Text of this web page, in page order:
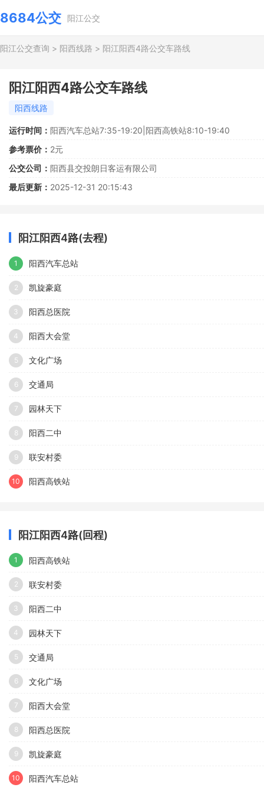
8684公交 阳江公交
阳江公交查询 > 阳西线路 > 阳江阳西4路公交车路线
阳江阳西4路公交车路线
阳西线路
运行时间： 阳西汽车总站7:35-19:20|阳西高铁站8:10-19:40
参考票价： 2元
公交公司： 阳西县交投朗日客运有限公司
最后更新： 2025-12-31 20:15:43
阳江阳西4路(去程)
1 阳西汽车总站
2 凯旋豪庭
3 阳西总医院
4 阳西大会堂
5 文化广场
6 交通局
7 园林天下
8 阳西二中
9 联安村委
10 阳西高铁站
阳江阳西4路(回程)
1 阳西高铁站
2 联安村委
3 阳西二中
4 园林天下
5 交通局
6 文化广场
7 阳西大会堂
8 阳西总医院
9 凯旋豪庭
10 阳西汽车总站